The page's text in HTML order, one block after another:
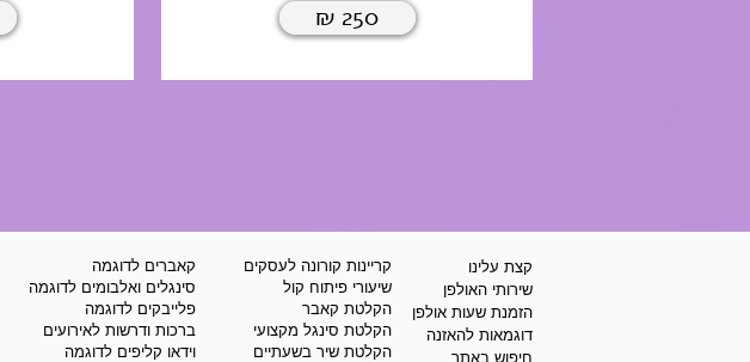
₪ 250
קאברים לדוגמה
סינגלים ואלבומים לדוגמה
פלייבקים לדוגמה
ברכות ודרשות לאירועים
וידאו קליפים לדוגמה
קריינות קורונה לעסקים
שיעורי פיתוח קול
הקלטת קאבר
הקלטת סינגל מקצועי
הקלטת שיר בשעתיים
קצת עלינו
שירותי האולפן
הזמנת שעות אולפן
דוגמאות להאזנה
חיפוש באתר